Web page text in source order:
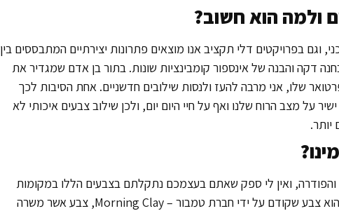
ולמה הוא חשוב?
וגם בפרויקטים דלי תקציב אנו מוצאים פתרונות יצירתיים המתבססים בין
דקה והבנה של אינספור קומבינציות שונות. בתור בן אדם שמגדיר את
שלו, אני מרבה להעז ולנסות שילובים חדשניים. אחת הסיבות לכך
על מצב הרוח שלנו ואף על חיי היום יום, ולכן שילוב צבעים איכותי לא
יותר.
והפודרה, ואין לי ספק שאתם בעצמכם נתקלתם בצבעים הללו במקומות
רבים, כולל חנויות, מטבחים וכו'. צבע נוסף שכדאי לבחון הוא צבע שקודם על ידי חברת טמבור – Morning Clay, צבע אשר משרה